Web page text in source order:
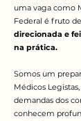
uma vaga como
Federal é fruto
direcionada e
na prática.
Somos um
Médicos
demandas dos
conhecem